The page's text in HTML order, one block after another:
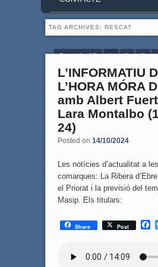
TAG ARCHIVES: RESCAT
Page 1 of 5 1 2 3
L’INFORMATIU
L’HORA MÓRA
amb Albert
Lara Montalbo
24)
Posted on 14/10/2024
Les notícies d’actualitat a
comarques: La Ribera
el Priorat i la previsió del
Masip. Els titulars:
Share Post
F